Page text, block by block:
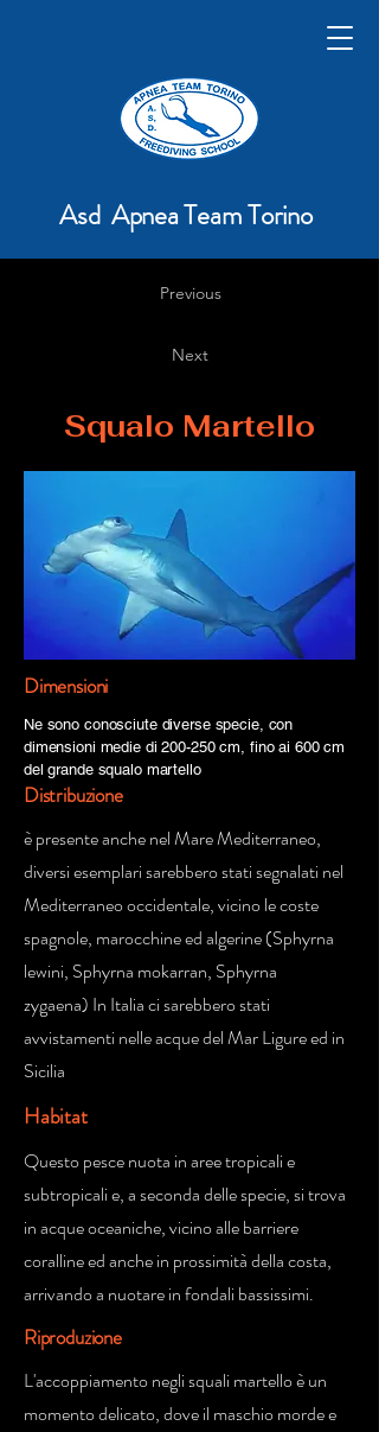
Asd Apnea Team Torino
Previous
Next
Squalo Martello
Dimensioni
Ne sono conosciute diverse specie, con
dimensioni medie di 200-250 cm, fino ai 600 cm
del grande squalo martello
Distribuzione
è presente anche nel Mare Mediterraneo,
diversi esemplari sarebbero stati segnalati nel
Mediterraneo occidentale, vicino le coste
spagnole, marocchine ed algerine (Sphyrna
lewini, Sphyrna mokarran, Sphyrna
zygaena) In Italia ci sarebbero stati
avvistamenti nelle acque del Mar Ligure ed in
Sicilia
Habitat
Questo pesce nuota in aree tropicali e
subtropicali e, a seconda delle specie, si trova
in acque oceaniche, vicino alle barriere
coralline ed anche in prossimità della costa,
arrivando a nuotare in fondali bassissimi.
Riproduzione
L'accoppiamento negli squali martello è un
momento delicato, dove il maschio morde e